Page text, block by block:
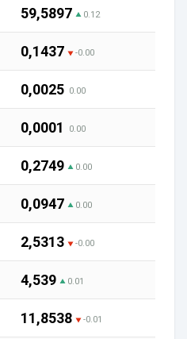
59,5897 0.12
0,1437 -0.00
0,0025 0.00
0,0001 0.00
0,2749 0.00
0,0947 0.00
2,5313 -0.00
4,539 0.01
11,8538 -0.01